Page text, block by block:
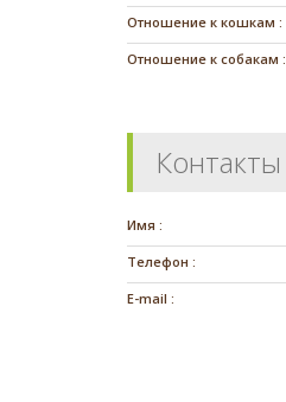
Отношение к кошкам :
Отношение к собакам :
Контакты
Имя :
Телефон :
E-mail :